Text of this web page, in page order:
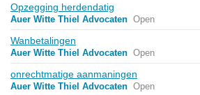
Opzegging herdendatig
Auer Witte Thiel Advocaten Open
Wanbetalingen
Auer Witte Thiel Advocaten Open
onrechtmatige aanmaningen
Auer Witte Thiel Advocaten Open